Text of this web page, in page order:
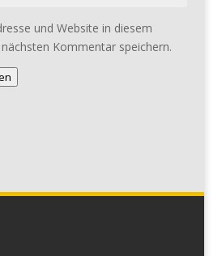
und Website in diesem
Kommentar speichern.